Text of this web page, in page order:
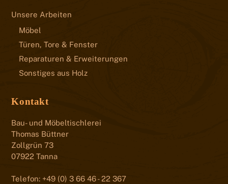
Unsere Arbeiten
Möbel
Türen, Tore & Fenster
Reparaturen & Erweiterungen
Sonstiges aus Holz
Kontakt
Bau- und Möbeltischlerei
Thomas Büttner
Zollgrün 73
07922 Tanna
Telefon: +49 (0) 3 66 46 - 22 367